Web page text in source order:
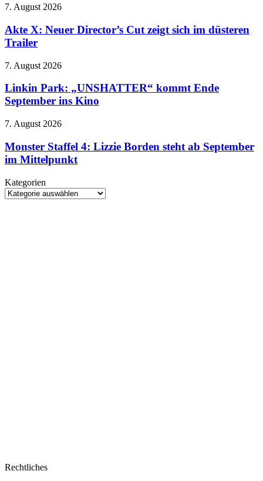
Stecker
zu
bezahlbarer
Akte
Neuer
Director’s
Cut
sich
düsteren
Trailer
7. August 2026
Akte X: Neuer Director’s Cut zeigt sich im düsteren
Trailer
Linkin
„UNSHATTER“
kommt
Ende
ins
7. August 2026
Linkin Park: „UNSHATTER“ kommt Ende
September ins Kino
Monster
4:
Lizzie
Borden
ab
September
7. August 2026
Monster Staffel 4: Lizzie Borden steht ab September
im Mittelpunkt
Kategorien
Kategorien
Rechtliches